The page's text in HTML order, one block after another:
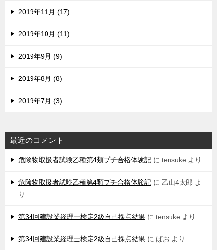
2019年11月 (17)
2019年10月 (11)
2019年9月 (9)
2019年8月 (8)
2019年7月 (3)
最近のコメント
危険物取扱者試験乙種第4類プチ合格体験記 に tensuke より
危険物取扱者試験乙種第4類プチ合格体験記 に 乙山4太郎 よ
り
第34回建設業経理士検定2級自己採点結果 に tensuke より
第34回建設業経理士検定2級自己採点結果 に ぱお より